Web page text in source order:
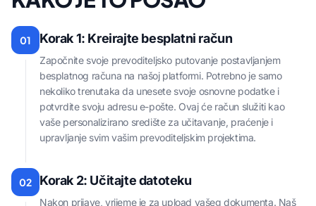
01 Korak 1: Kreirajte besplatni račun
Započnite svoje prevoditeljsko putovanje postavljanjem
besplatnog računa na našoj platformi. Potrebno je samo
nekoliko trenutaka da unesete svoje osnovne podatke i
potvrdite svoju adresu e-pošte. Ovaj će račun služiti kao
vaše personalizirano središte za učitavanje, praćenje i
upravljanje svim vašim prevoditeljskim projektima.
02 Korak 2: Učitajte datoteku
Nakon prijave, vrijeme je za upload vašeg dokumenta. Naš